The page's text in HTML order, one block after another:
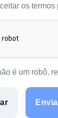
os termos
é um robô,